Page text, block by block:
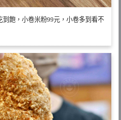
飽，小卷米粉99元，小卷多到看不